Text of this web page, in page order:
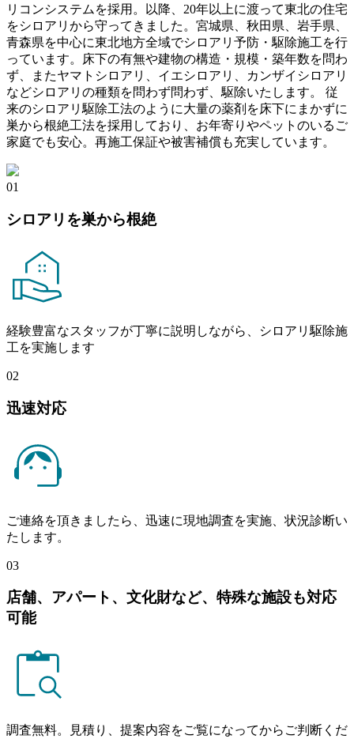
リコンシステムを採用。以降、20年以上に渡って東北の住宅
をシロアリから守ってきました。宮城県、秋田県、岩手県、
青森県を中心に東北地方全域でシロアリ予防・駆除施工を行
っています。床下の有無や建物の構造・規模・築年数を問わ
ず、またヤマトシロアリ、イエシロアリ、カンザイシロアリ
などシロアリの種類を問わず問わず、駆除いたします。 従
来のシロアリ駆除工法のように大量の薬剤を床下にまかずに
巣から根絶工法を採用しており、お年寄りやペットのいるご
家庭でも安心。再施工保証や被害補償も充実しています。
01
シロアリを巣から根絶
経験豊富なスタッフが丁寧に説明しながら、シロアリ駆除施
工を実施します
02
迅速対応
ご連絡を頂きましたら、迅速に現地調査を実施、状況診断い
たします。
03
店舗、アパート、文化財など、特殊な施設も対応
可能
調査無料。見積り、提案内容をご覧になってからご判断くだ